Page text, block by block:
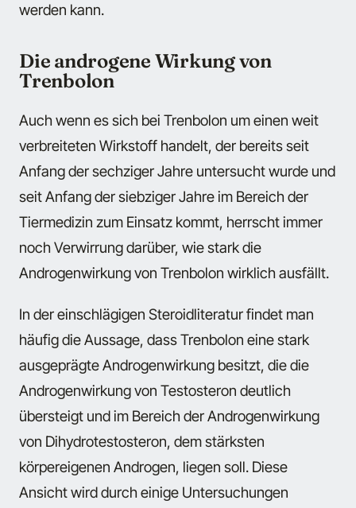
werden kann.
Die androgene Wirkung von
Trenbolon
Auch wenn es sich bei Trenbolon um einen weit
verbreiteten Wirkstoff handelt, der bereits seit
Anfang der sechziger Jahre untersucht wurde und
seit Anfang der siebziger Jahre im Bereich der
Tiermedizin zum Einsatz kommt, herrscht immer
noch Verwirrung darüber, wie stark die
Androgenwirkung von Trenbolon wirklich ausfällt.
In der einschlägigen Steroidliteratur findet man
häufig die Aussage, dass Trenbolon eine stark
ausgeprägte Androgenwirkung besitzt, die die
Androgenwirkung von Testosteron deutlich
übersteigt und im Bereich der Androgenwirkung
von Dihydrotestosteron, dem stärksten
körpereigenen Androgen, liegen soll. Diese
Ansicht wird durch einige Untersuchungen